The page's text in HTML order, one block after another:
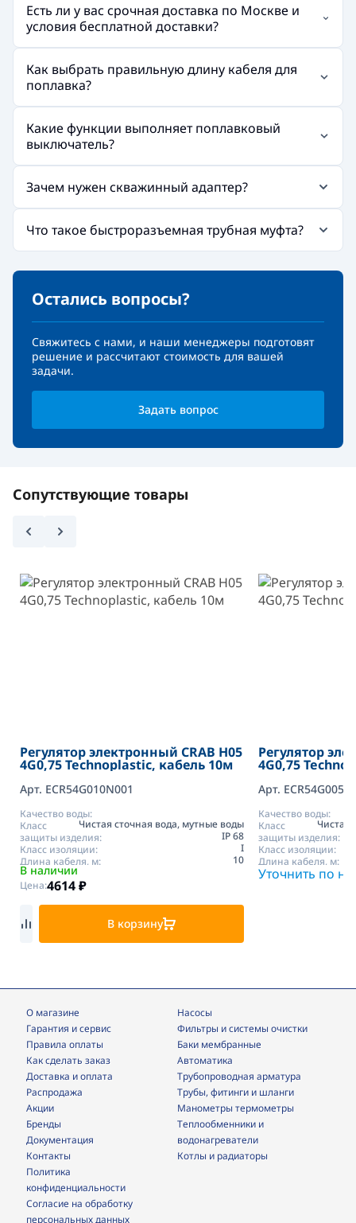
Есть ли у вас срочная доставка по Москве и
условия бесплатной доставки?
Как выбрать правильную длину кабеля для
поплавка?
Какие функции выполняет поплавковый
выключатель?
Зачем нужен скважинный адаптер?
Что такое быстроразъемная трубная муфта?
Остались вопросы?
Свяжитесь с нами, и наши менеджеры подготовят
решение и рассчитают стоимость для вашей
задачи.
Задать вопрос
Сопутствующие товары
Регулятор электронный CRAB H05
4G0,75 Technoplastic, кабель 10м
Арт. ECR54G010N001
Качество воды:
Чистая сточная вода, мутные воды
Класс
защиты изделия:
IP 68
Класс изоляции:
I
Длина кабеля, м:
10
В наличии
Цена:4614₽
В корзину
Регулятор
4G0,75
Арт.
Качество воды:
Чистая
Класс
защиты изделия:
Класс изоляции:
Длина кабеля, м:
Уточнить по
О магазине
Гарантия и сервис
Правила оплаты
Как сделать заказ
Доставка и оплата
Распродажа
Акции
Бренды
Документация
Контакты
Насосы
фильтры и системы очистки
Баки мембранные
Автоматика
трубопроводная арматура
трубы, фитинги и шланги
манометры термометры
теплообменники и
водонагреватели
Котлы и радиаторы
Политика
конфиденциальности
Согласие на обработку
персональных данных